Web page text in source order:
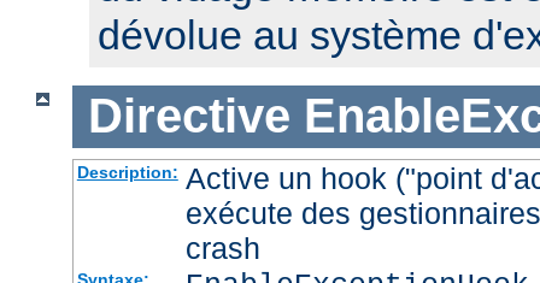
dévolue au système
Directive
Description: Active un hook ("point
exécute des
crash